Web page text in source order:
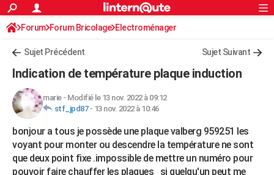
ACTUALITÉS
Politique
Société
Faits Divers
Education
Monde
Villes
+
FINANCE
Retraite
Impôts
Epargne
Immobilier
Risques naturels par ville
Banque
Assurance
Crédit
AUTO
Essais
Réserver un essai
Citadines
Berlines
SUV
Forum auto
+HIGH-TECH
Mobiles
Meilleur smartphone
Internet
Ordinateurs
Jeux vidéo
Guide high-tech
+BRICOLAGE
S'inscrire
Connexion
Forum Forum Bricolage Electroménager
Sujet Précédent Sujet Suivant
Indication de température plaque induction
marie- Modifié le 13 nov. 2022 à 09:12
stf_jpd87- 13 nov. 2022 à 10:46
bonjour a tous je possède une plaque valberg 959251 les
voyant pour monter ou descendre la température ne sont
que deux point fixe .impossible de mettre un numéro pour
pouvoir faire chauffer les plaques si quelqu'un peut me